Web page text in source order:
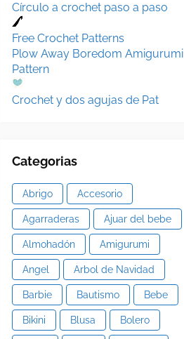
Círculo a crochet paso a paso
Free Crochet Patterns
Plow Away Boredom Amigurumi
Pattern
Crochet y dos agujas de Pat
Categorias
Abrigo Accesorio
Agarraderas Ajuar del bebe
Almohadón Amigurumi
Angel Arbol de Navidad
Barbie Bautismo Bebe
Bikini Blusa Bolero